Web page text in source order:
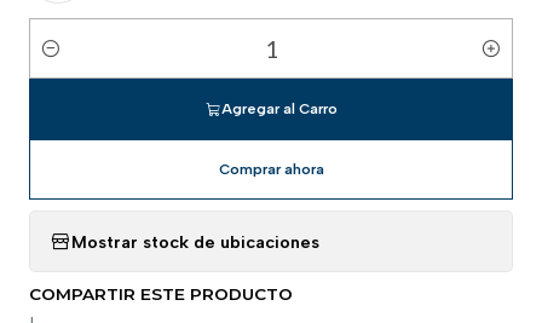
Cantidad
Agregar al Carro
Comprar ahora
Mostrar stock de ubicaciones
COMPARTIR ESTE PRODUCTO